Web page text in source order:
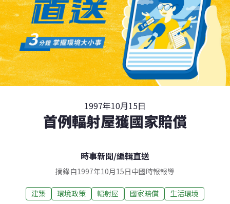
1997年10月15日
首例輻射屋獲國家賠償
時事新聞/編輯直送
摘錄自1997年10月15日中國時報報導
建築 環境政策 輻射屋 國家賠償 生活環境